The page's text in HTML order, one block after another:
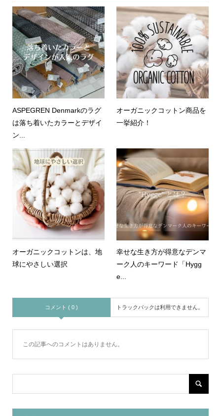
ASPEGREN Denmarkのラグ
は落ち着いたカラーとデザイ
ン...
オーガニックコットン商品を
一挙紹介！
オーガニックコットンは、地
球にやさしい選択
幸せな生き方が得意なデンマ
ーク人のキーワード「Hygg
e...
コメント ( 0 ) トラックバックは利用できません。
この記事へのコメントはありません。